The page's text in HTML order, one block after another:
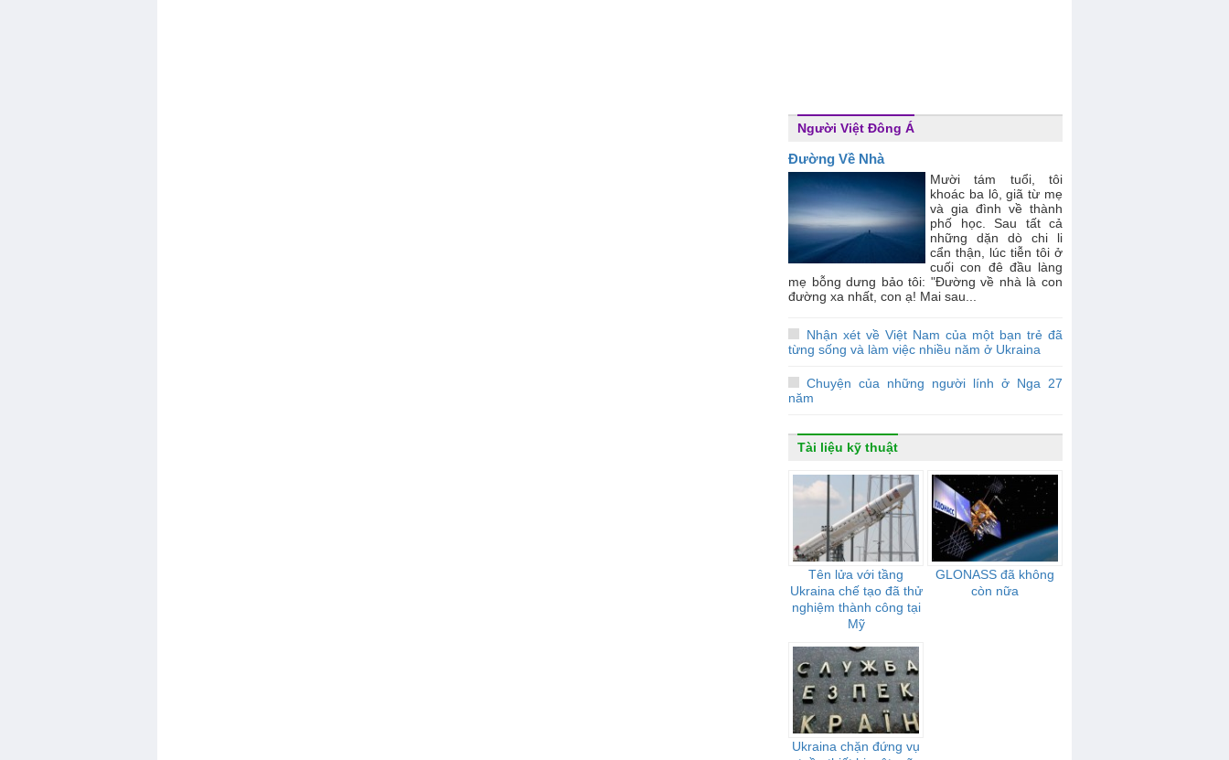
Người Việt Đông Á
Đường Về Nhà
Mười tám tuổi, tôi
khoác ba lô, giã từ mẹ
và gia đình về thành
phố học. Sau tất cả
những dặn dò chi li
cẩn thận, lúc tiễn tôi ở
cuối con đê đầu làng
mẹ bỗng dưng bảo tôi: "Đường về nhà là con
đường xa nhất, con ạ! Mai sau...
Nhận xét về Việt Nam của một bạn trẻ đã
từng sống và làm việc nhiều năm ở Ukraina
Chuyện của những người lính ở Nga 27
năm
Tài liệu kỹ thuật
Tên lửa với tầng
Ukraina chế tạo đã thử
nghiệm thành công tại
Mỹ
GLONASS đã không
còn nữa
Ukraina chặn đứng vụ